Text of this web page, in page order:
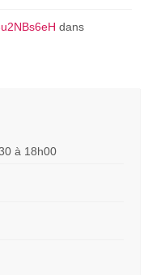
dans
à 18h00